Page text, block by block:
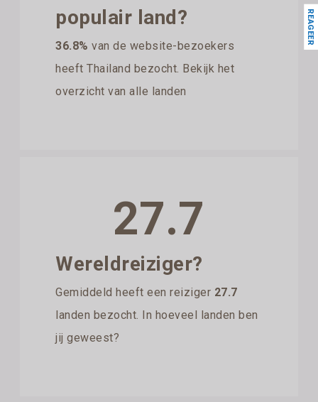
populair land?
36.8% van de website-bezoekers
heeft Thailand bezocht. Bekijk het
overzicht van alle landen
27.7
Wereldreiziger?
Gemiddeld heeft een reiziger 27.7
landen bezocht. In hoeveel landen ben
jij geweest?
REAGEER